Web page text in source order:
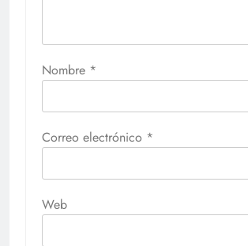
Nombre *
Correo electrónico *
Web